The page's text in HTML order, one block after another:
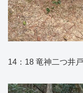
14：18 竜神二つ井